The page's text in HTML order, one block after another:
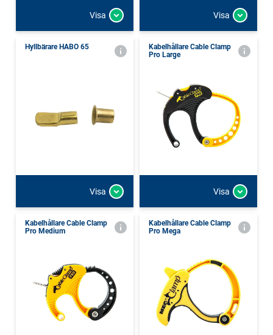
Visa Visa
Hyllbärare HABO 65
Visa
Kabelhållare Cable Clamp
Pro Large
Visa
Kabelhållare Cable Clamp
Pro Medium
Kabelhållare Cable Clamp
Pro Mega